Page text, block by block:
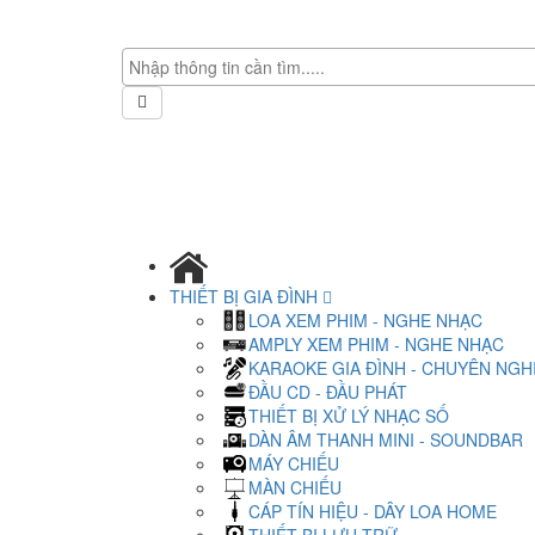
THIẾT BỊ GIA ĐÌNH
LOA XEM PHIM - NGHE NHẠC
AMPLY XEM PHIM - NGHE NHẠC
KARAOKE GIA ĐÌNH - CHUYÊN
ĐẦU CD - ĐẦU PHÁT
THIẾT BỊ XỬ LÝ NHẠC SỐ
DÀN ÂM THANH MINI - SOUNDBAR
MÁY CHIẾU
MÀN CHIẾU
CÁP TÍN HIỆU - DÂY LOA HOME